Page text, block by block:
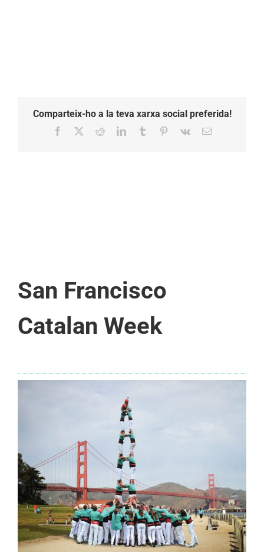
Comparteix-ho a la teva xarxa social preferida!
Facebook RedditLinkedInTumblr Pinterest
Vk Email:
San Francisco
Catalan Week